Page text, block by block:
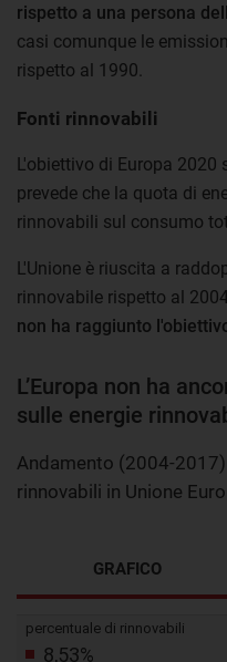
rispetto a una persona
casi comunque le
rispetto al 1990.
Fonti rinnovabili
L'obiettivo di Europa
prevede che la quota di
rinnovabili sul consumo
L'Unione è riuscita a
rinnovabile rispetto al
non ha raggiunto
L’Europa non ha
sulle energie
Andamento (2004-
rinnovabili in Unione
GRAFICO